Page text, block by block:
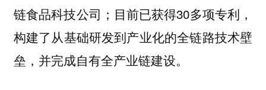
链食品科技公司；目前已获得30多项专利，
构建了从基础研发到产业化的全链路技术壁
垒，并完成自有全产业链建设。